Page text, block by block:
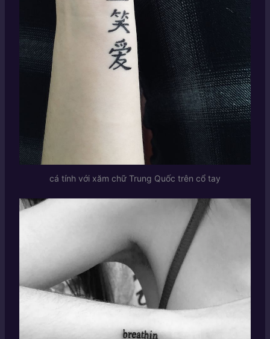
cá tính với xăm chữ Trung Quốc trên cổ tay